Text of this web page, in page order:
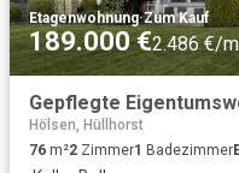
Etagenwohnung·Zum Kauf
189.000 €2.486 €/
Hölsen, Hüllhorst
76 m²2 Zimmer1 Badezimmer